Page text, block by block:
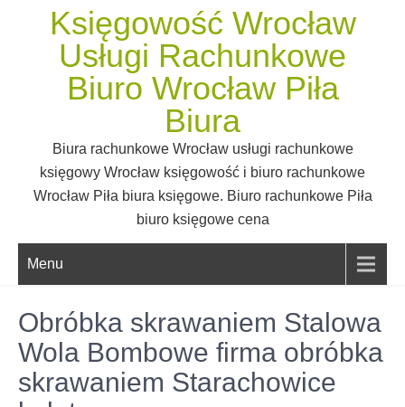
Księgowość Wrocław
Usługi Rachunkowe
Biuro Wrocław Piła
Biura
Biura rachunkowe Wrocław usługi rachunkowe
księgowy Wrocław księgowość i biuro rachunkowe
Wrocław Piła biura księgowe. Biuro rachunkowe Piła
biuro księgowe cena
Menu
Obróbka skrawaniem Stalowa
Wola Bombowe firma obróbka
skrawaniem Starachowice